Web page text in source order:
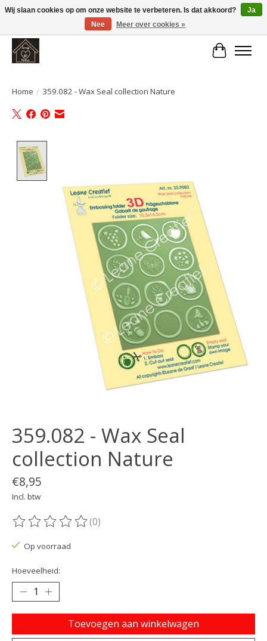
Large selection of products and fast shipping!
Home / 359.082 - Wax Seal collection Nature
359.082 - Wax Seal
collection Nature
€8,95
Incl. btw
De beoordeling van dit product is
(0)
Op voorraad
Hoeveelheid:
Toevoegen aan winkelwagen
Wij slaan cookies op om onze website te verbeteren. Is dat akkoord?
Ja
Nee
Meer over cookies »